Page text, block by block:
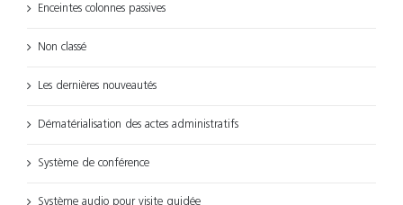
Enceintes colonnes passives
Non classé
Les dernières nouveautés
Dématérialisation des actes administratifs
Système de conférence
Système audio pour visite guidée